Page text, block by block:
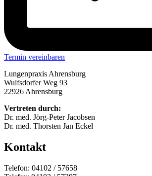
Termin vereinbaren
Lungenpraxis Ahrensburg
Wulfsdorfer Weg 93
22926 Ahrensburg
Vertreten durch:
Dr. med. Jörg-Peter Jacobsen
Dr. med. Thorsten Jan Eckel
Kontakt
Telefon: 04102 / 57658